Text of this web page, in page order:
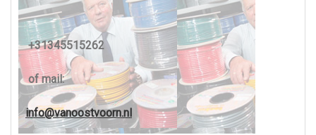
+31345515262
of mail:
info@vanoostvoorn.nl